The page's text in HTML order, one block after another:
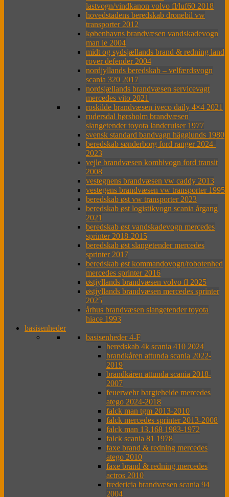
lastvogn/vindkanon volvo fl/luf60 2018
hovedstadens beredskab dronebil vw
transporter 2012
københavns brandvæsen vandskadevogn
man le 2004
midt og sydsjællands brand & redning land
rover defender 2004
nordjyllands beredskab – velfærdsvogn
scania 320 2017
nordsjællands brandvæsen servicevagt
mercedes vito 2021
roskilde brandvæsen iveco daily 4×4 2021
rudersdal hørsholm brandvæsen
slangetender toyota landcruiser 1977
svensk standard bandvagn hägglunds 1980
beredskab sønderborg ford ranger 2024-
2023
vejle brandvæsen kombivogn ford transit
2008
vestegnens brandvæsen vw caddy 2013
vestegens brandvæsen vw transporter 1995
beredskab øst vw transporter 2023
beredskab øst logistikvogn scania årgang
2021
beredskab øst vandskadevogn mercedes
sprinter 2018-2015
beredskab øst slangetender mercedes
sprinter 2017
beredskab øst kommandovogn/robotenhed
mercedes sprinter 2016
østjyllands brandvæsen volvo fl 2025
østjyllands brandvæsen mercedes sprinter
2025
århus brandvæsen slangetender toyota
hiace 1993
basisenheder
basisenheder 4-F
beredskab 4k scania 410 2024
brandkåren attunda scania 2022-
2019
brandkåren attunda scania 2018-
2007
feuerwehr bargteheide mercedes
atego 2024-2018
falck man tgm 2013-2010
falck mercedes sprinter 2013-2008
falck man 13.168 1983-1972
falck scania 81 1978
faxe brand & redning mercedes
atego 2010
faxe brand & redning mercedes
actros 2010
fredericia brandvæsen scania 94
2004